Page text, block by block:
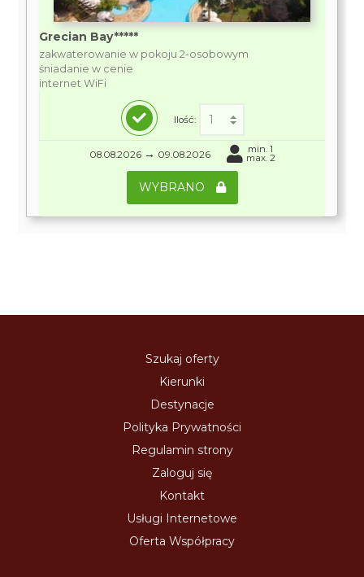
Grecian Bay*****
zakwaterowanie w pokoju 2-osobowym
śniadanie w cenie
internet WiFi
Ilość:
08.08.2026 → 09.08.2026 min. 1
max. 2
WYBRANO
Szukaj oferty
Kierunki
Destynacje
Polityka Prywatności
Regulamin strony
Zaloguj się
Kontakt
Usługi Internetowe
Oferta Współpracy